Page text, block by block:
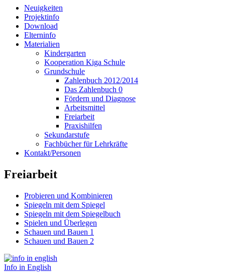
Hauptmenü
(Levels
Neuigkeiten
Projektinfo
Download
Elterninfo
Materialien
Kindergarten
Kooperation Kiga Schule
Grundschule
Zahlenbuch 2012/2014
Das Zahlenbuch 0
Fördern und Diagnose
Arbeitsmittel
Freiarbeit
Praxishilfen
Sekundarstufe
Fachbücher für Lehrkräfte
Kontakt/Personen
Freiarbeit
Probieren und Kombinieren
Spiegeln mit dem Spiegel
Spiegeln mit dem Spiegelbuch
Spielen und Überlegen
Schauen und Bauen 1
Schauen und Bauen 2
Info in English